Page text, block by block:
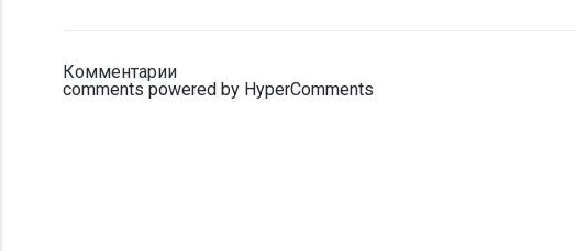
Комментарии
comments powered by HyperComments